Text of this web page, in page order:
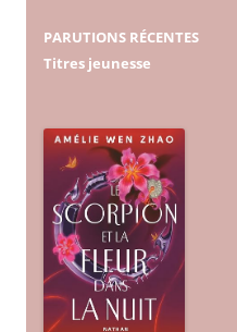
PARUTIONS RÉCENTES
Titres jeunesse